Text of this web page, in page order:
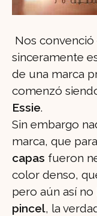
Nos
sinceramente
de una marca
comenzó
Essie.
Sin embargo
marca, que
capas fueron
color denso,
pero aún así
pincel, la